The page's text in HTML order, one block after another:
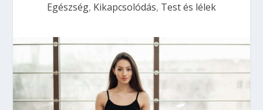
Egészség, Kikapcsolódás, Test és lélek